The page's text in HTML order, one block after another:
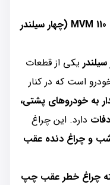
🔦 معرفی تخصصی خطر عقب چپ MVM 110 (چهار سیلندر
یکی از قطعات
است که در کنار
به خودروهای پشتی،
دارد. این چراغ
شب و چراغ دنده عقب
چراغ خطر عقب چپ